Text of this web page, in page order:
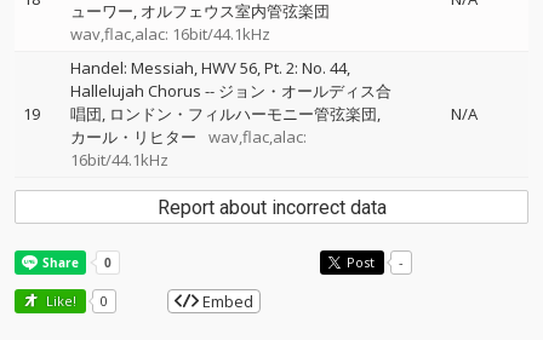
ューワー オルフェウス室内管弦楽団
wav,flac,alac: 16bit/44.1kHz
19
Handel: Messiah, HWV 56, Pt. 2: No. 44,
Hallelujah Chorus -- ジョン・オールディス合
唱団 ロンドン・フィルハーモニー管弦楽団
カール・リヒター
wav,flac,alac:
16bit/44.1kHz
N/A
Report about incorrect data
Post -
Like! 0 Embed